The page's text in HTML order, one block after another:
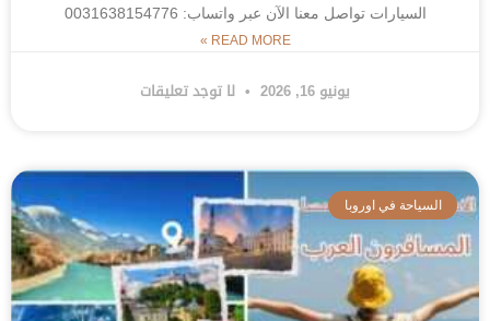
السيارات تواصل معنا الآن عبر واتساب: 0031638154776
READ MORE »
يونيو 16, 2026 لا توجد تعليقات
السياحة في اوروبا